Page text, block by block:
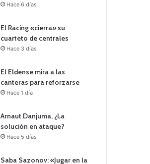
Hace 6 días
El Racing «cierra» su
cuarteto de centrales
Hace 3 días
El Eldense mira a las
canteras para reforzarse
Hace 1 día
Arnaut Danjuma, ¿La
solución en ataque?
Hace 5 días
Saba Sazonov: «Jugar en la